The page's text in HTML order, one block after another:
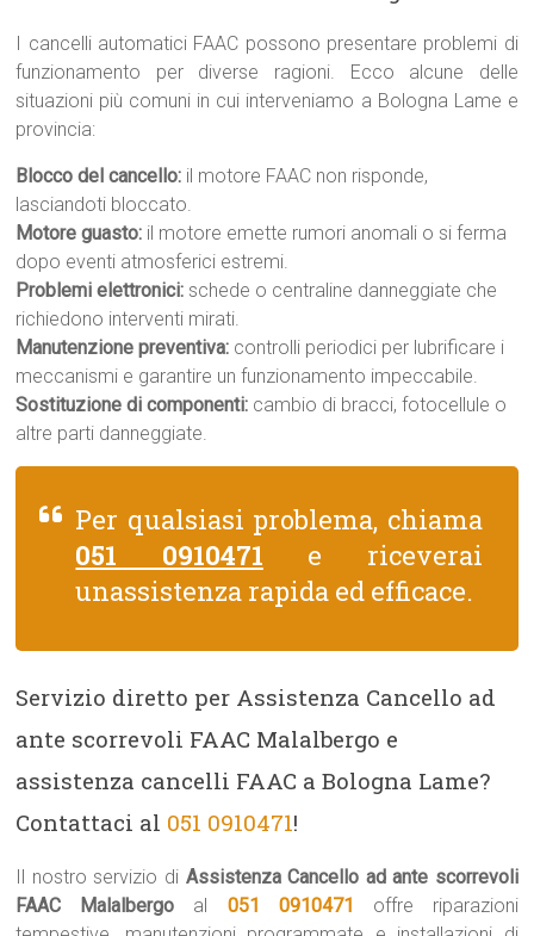
I cancelli automatici FAAC possono presentare problemi di
funzionamento per diverse ragioni. Ecco alcune delle
situazioni più comuni in cui interveniamo a Bologna Lame e
provincia:
Blocco del cancello: il motore FAAC non risponde,
lasciandoti bloccato.
Motore guasto: il motore emette rumori anomali o si ferma
dopo eventi atmosferici estremi.
Problemi elettronici: schede o centraline danneggiate che
richiedono interventi mirati.
Manutenzione preventiva: controlli periodici per lubrificare i
meccanismi e garantire un funzionamento impeccabile.
Sostituzione di componenti: cambio di bracci, fotocellule o
altre parti danneggiate.
Per qualsiasi problema, chiama
051 0910471 e riceverai
unassistenza rapida ed efficace.
Servizio diretto per Assistenza Cancello ad
ante scorrevoli FAAC Malalbergo e
assistenza cancelli FAAC a Bologna Lame?
Contattaci al 051 0910471!
Il nostro servizio di Assistenza Cancello ad ante scorrevoli
FAAC Malalbergo al 051 0910471 offre riparazioni